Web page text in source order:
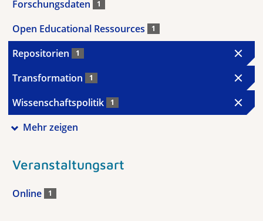
Forschungsdaten 1
Open Educational Ressources 1
Repositorien 1
Transformation 1
Wissenschaftspolitik 1
Mehr zeigen
Veranstaltungsart
Online 1